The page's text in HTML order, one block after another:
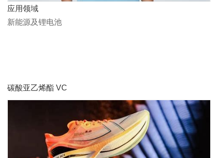
应用领域
新能源及锂电池
碳酸亚乙烯酯 VC